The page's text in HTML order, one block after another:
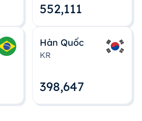
552,112
Hàn Quốc
KR
398,648